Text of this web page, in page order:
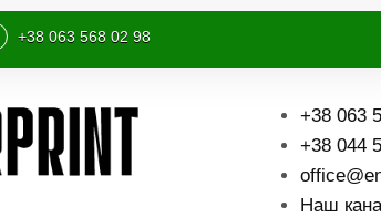
+38 063 568 02 98
+38 063
+38 044
Наш